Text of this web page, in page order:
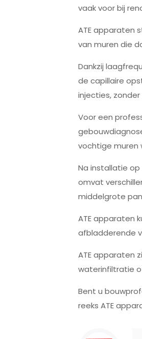
vaak voor bij
ATE apparaten
van muren die
Dankzij
de capillaire
injecties,
Voor een
vochtige muren
Na installatie
omvat
middelgrote
ATE apparaten
afbladderende
ATE apparaten
waterinfiltratie
Bent u
reeks ATE